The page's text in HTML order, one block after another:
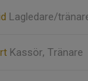
Lagledare/
Kassör, Tränare